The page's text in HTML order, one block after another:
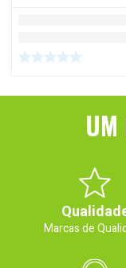
Marcas de